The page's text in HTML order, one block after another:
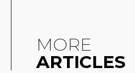
MORE
ARTICLES